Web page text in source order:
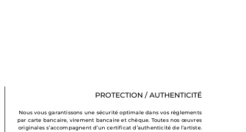
PROTECTION / AUTHENTICITÉ
Nous vous garantissons une sécurité optimale dans vos règlements
par carte bancaire, virement bancaire et chèque. Toutes nos œuvres
originales s’accompagnent d’un certificat d’authenticité de l’artiste.